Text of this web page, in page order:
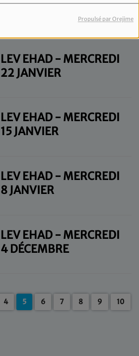
Propulsé par Orejime
LEV EHAD - MERCREDI
22 JANVIER
LEV EHAD - MERCREDI
15 JANVIER
LEV EHAD - MERCREDI
8 JANVIER
LEV EHAD - MERCREDI
4 DÉCEMBRE
4 5 6 7 8 9
10